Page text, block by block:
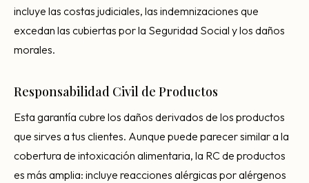
incluye las costas judiciales, las indemnizaciones que
excedan las cubiertas por la Seguridad Social y los daños
morales.
Responsabilidad Civil de Productos
Esta garantía cubre los daños derivados de los productos
que sirves a tus clientes. Aunque puede parecer similar a la
cobertura de intoxicación alimentaria, la RC de productos
es más amplia: incluye reacciones alérgicas por alérgenos